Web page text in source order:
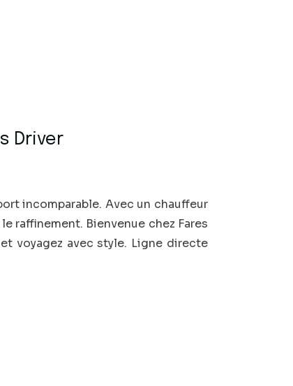
Driver
incomparable. Avec un chauffeur
raffinement. Bienvenue chez Fares
voyagez avec style. Ligne directe